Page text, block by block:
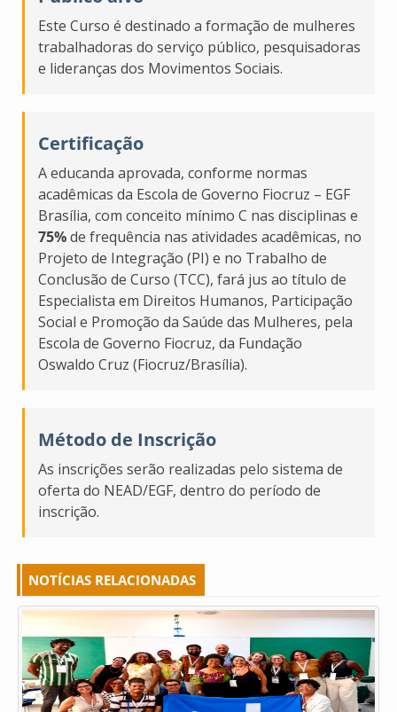
Este Curso é destinado a formação de mulheres
trabalhadoras do serviço público, pesquisadoras
e lideranças dos Movimentos Sociais.
Certificação
A educanda aprovada, conforme normas
acadêmicas da Escola de Governo Fiocruz – EGF
Brasília, com conceito mínimo C nas disciplinas e
75%de frequência nas atividades acadêmicas, no
Projeto de Integração (PI) e no Trabalho de
Conclusão de Curso (TCC), fará jus ao título de
Especialista em Direitos Humanos, Participação
Social e Promoção da Saúde das Mulheres, pela
Escola de Governo Fiocruz, da Fundação
Oswaldo Cruz (Fiocruz/Brasília).
Método de Inscrição
As inscrições serão realizadas pelo sistema de
oferta do NEAD/EGF, dentro do período de
inscrição.
NOTÍCIAS RELACIONADAS